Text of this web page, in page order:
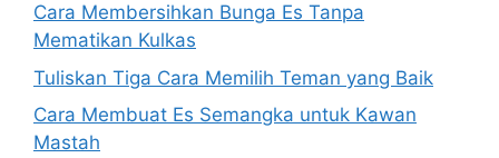
Cara Membersihkan Bunga Es Tanpa
Mematikan Kulkas
Tuliskan Tiga Cara Memilih Teman yang Baik
Cara Membuat Es Semangka untuk Kawan
Mastah